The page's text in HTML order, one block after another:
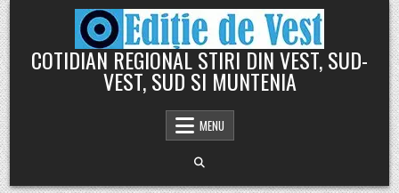
Skip
to
content
COTIDIAN REGIONAL STIRI DIN VEST, SUD-
VEST, SUD SI MUNTENIA
MENU